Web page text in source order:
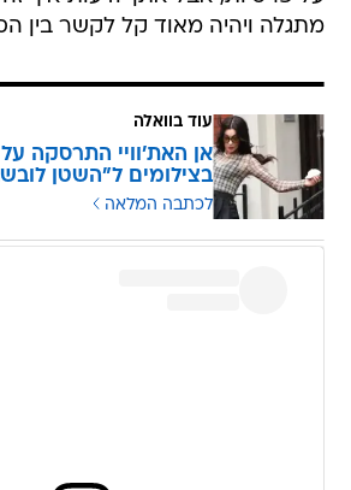
מתגלה ויהיה מאוד קל לקשר בין
עוד בוואלה
אן האת'וויי התרסקה
בצילומים ל"השטן
לכתבה המלאה